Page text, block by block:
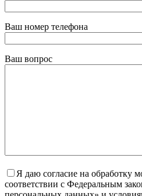
Ваш номер телефона
Ваш вопрос
Я даю согласие на обработку
соответствии с Федеральным